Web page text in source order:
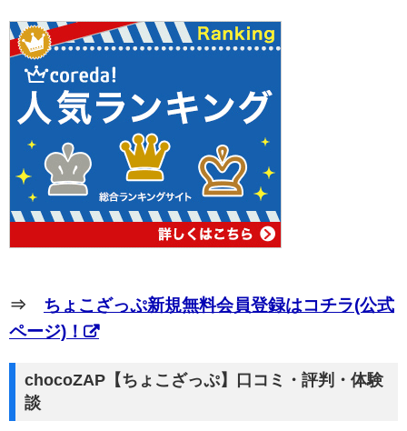
⇒ ちょこざっぷ新規無料会員登録はコチラ(公式
ページ)！
chocoZAP【ちょこざっぷ】口コミ・評判・体験
談